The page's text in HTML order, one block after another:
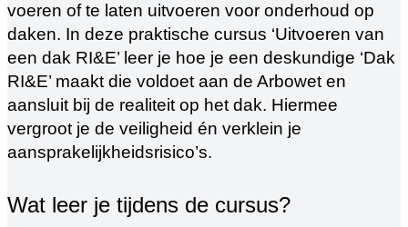
voeren of te laten uitvoeren voor onderhoud op
daken. In deze praktische cursus ‘Uitvoeren van
een dak RI&E’ leer je hoe je een deskundige ‘Dak
RI&E’ maakt die voldoet aan de Arbowet en
aansluit bij de realiteit op het dak. Hiermee
vergroot je de veiligheid én verklein je
aansprakelijkheidsrisico’s.
Wat leer je tijdens de cursus?